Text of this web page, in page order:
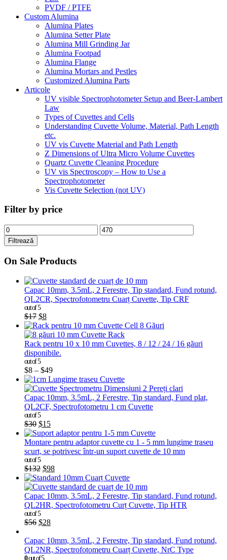
PVDF / PTFE
Custom Alumina
Alumina Plates
Alumina Setter Plate
Alumina Mill Grinding Jar
Alumina Footpad
Alumina Flange
Alumina Mortars and Pestles
Customized Alumina Parts
Articole
UV visible Spectrophotometer Setup and Beer-Lambert
Law
Types of Cuvettes and Cells
Understanding Cuvette Volume, Material, Path Length
etc.
UV vis Cuvette Material and Path Length
Z Dimensions of Ultra Micro Volume Cuvettes
Quartz Cuvette Cleaning Procedure
UV vis Spectroscopy – How to Use a
Spectrophotometer
Vis Cuvette Selection (not UV)
Filter by price
Filtrează
On Sale Products
Capac 10mm, 3.5mL, 2 Ferestre, Tip standard, Fund rotund,
QL2CR, Spectrofotometru Cuarț Cuvette, Tip CRF
out of 5
$17 $8
Rack pentru 10 x 10 mm Cuvettes, 8 / 12 / 24 / 16 găuri
disponibile.
out of 5
$8 – $49
Capac 10mm, 3.5mL, 2 Ferestre, Tip standard, Fund plat,
QL2CF, Spectrofotometru 1 cm Cuvette
out of 5
$30 $15
Montare pentru adaptor cuvette cu 1 - 5 mm lungime traseu
scurt, se potrivesc într-un suport cuvette de 10 mm
out of 5
$132 $98
Capac 10mm, 3.5mL, 2 Ferestre, Tip standard, Fund rotund,
QL2HR, Spectrofotometru Curț Cuvette, Tip HTR
out of 5
$56 $28
Capac 10mm, 3.5mL, 2 Ferestre, Tip standard, Fund rotund,
QL2NR, Spectrofotometru Cuarț Cuvette, NrC Type
0out of 5